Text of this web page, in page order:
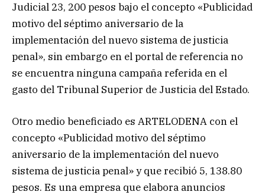
Judicial 23, 200 pesos bajo el concepto «Publicidad
motivo del séptimo aniversario de la
implementación del nuevo sistema de justicia
penal», sin embargo en el portal de referencia no
se encuentra ninguna campaña referida en el
gasto del Tribunal Superior de Justicia del Estado.
Otro medio beneficiado es ARTELODENA con el
concepto «Publicidad motivo del séptimo
aniversario de la implementación del nuevo
sistema de justicia penal» y que recibió 5, 138.80
pesos. Es una empresa que elabora anuncios